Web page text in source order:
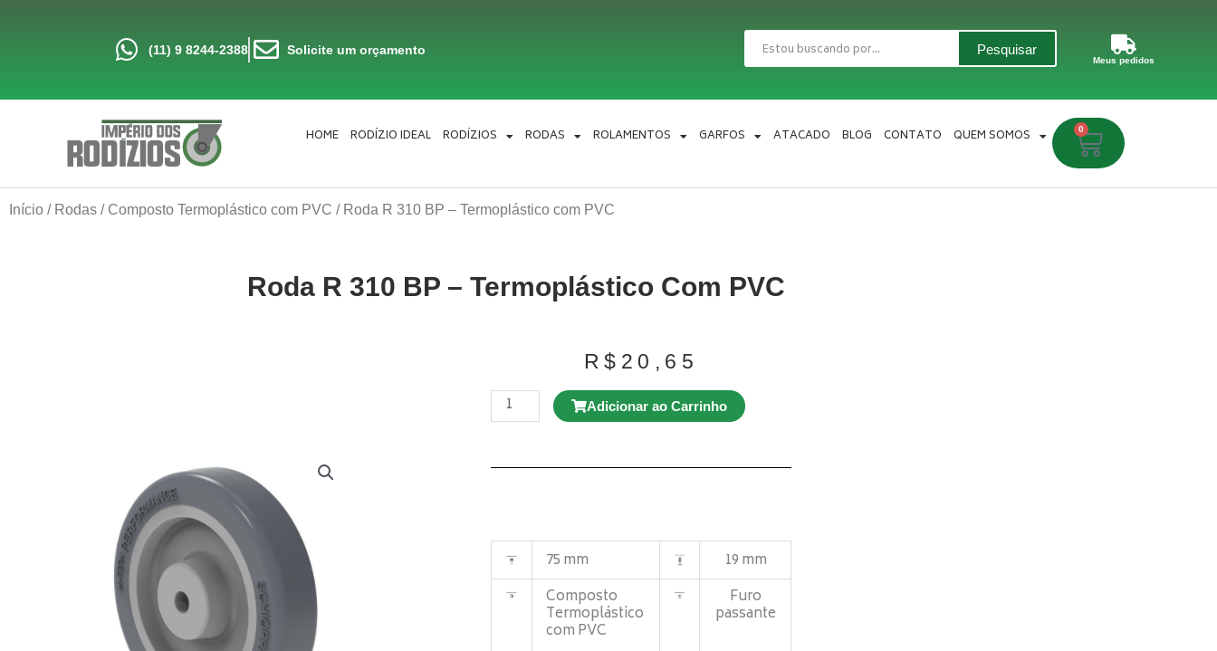
(11) 9 8244-2388 Solicite um orçamento
Pesquisar
Pesquisar
Meus pedidos
HOME RODÍZIO IDEAL RODÍZIOS RODAS ROLAMENTOS GARFOS ATACADO BLOG CONTATO QUEM SOMOS 0
Carrinho
Início / Rodas / Composto Termoplástico com PVC / Roda R 310 BP – Termoplástico com PVC
Roda R 310 BP – Termoplástico Com PVC
R$ 20,65
Rodízio
310
Adicionar ao Carrinho
75 mm
19 mm
Composto
Termoplástico
com PVC
Furo
passante